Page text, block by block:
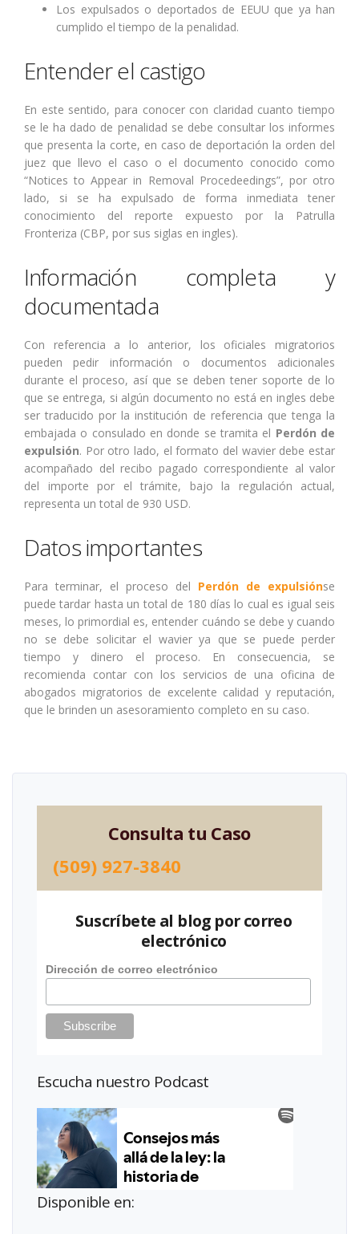
Los expulsados o deportados de EEUU que ya han
cumplido el tiempo de la penalidad.
Entender el castigo
En este sentido, para conocer con claridad cuanto tiempo
se le ha dado de penalidad se debe consultar los informes
que presenta la corte, en caso de deportación la orden del
juez que llevo el caso o el documento conocido como
“Notices to Appear in Removal Procedeedings”, por otro
lado, si se ha expulsado de forma inmediata tener
conocimiento del reporte expuesto por la Patrulla
Fronteriza (CBP, por sus siglas en ingles).
Información completa y
documentada
Con referencia a lo anterior, los oficiales migratorios
pueden pedir información o documentos adicionales
durante el proceso, así que se deben tener soporte de lo
que se entrega, si algún documento no está en ingles debe
ser traducido por la institución de referencia que tenga la
embajada o consulado en donde se tramita el Perdón de
expulsión. Por otro lado, el formato del wavier debe estar
acompañado del recibo pagado correspondiente al valor
del importe por el trámite, bajo la regulación actual,
representa un total de 930 USD.
Datos importantes
Para terminar, el proceso del Perdón de expulsiónse
puede tardar hasta un total de 180 días lo cual es igual seis
meses, lo primordial es, entender cuándo se debe y cuando
no se debe solicitar el wavier ya que se puede perder
tiempo y dinero el proceso. En consecuencia, se
recomienda contar con los servicios de una oficina de
abogados migratorios de excelente calidad y reputación,
que le brinden un asesoramiento completo en su caso.
Consulta tu Caso
(509) 927-3840
Suscríbete al blog por correo
electrónico
Dirección de correo electrónico
Escucha nuestro Podcast
Disponible en: